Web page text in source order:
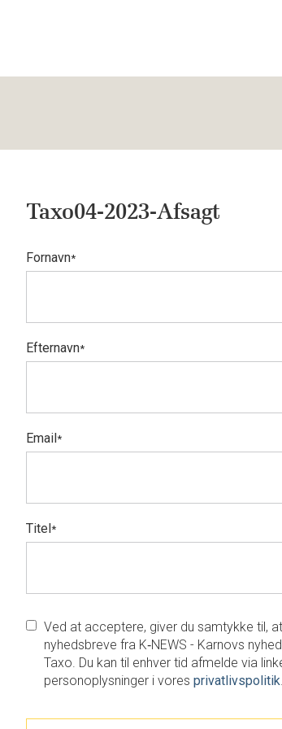
Taxo04-2023-Afsagt
Fornavn*
Efternavn*
Email*
Titel*
Ved at acceptere, giver du samtykke til,
nyhedsbreve fra K‑NEWS - Karnovs
Taxo. Du kan til enhver tid afmelde via
personoplysninger i voresprivatlivspolitik